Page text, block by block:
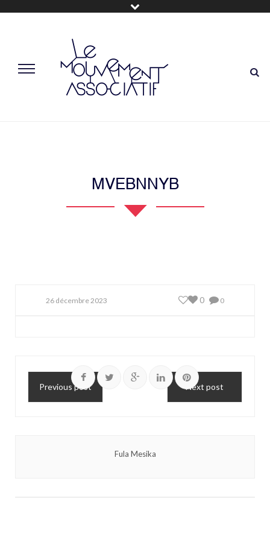
MVEBNNYB
26 décembre 2023 0
0
Previous post Next post
Fula Mesika